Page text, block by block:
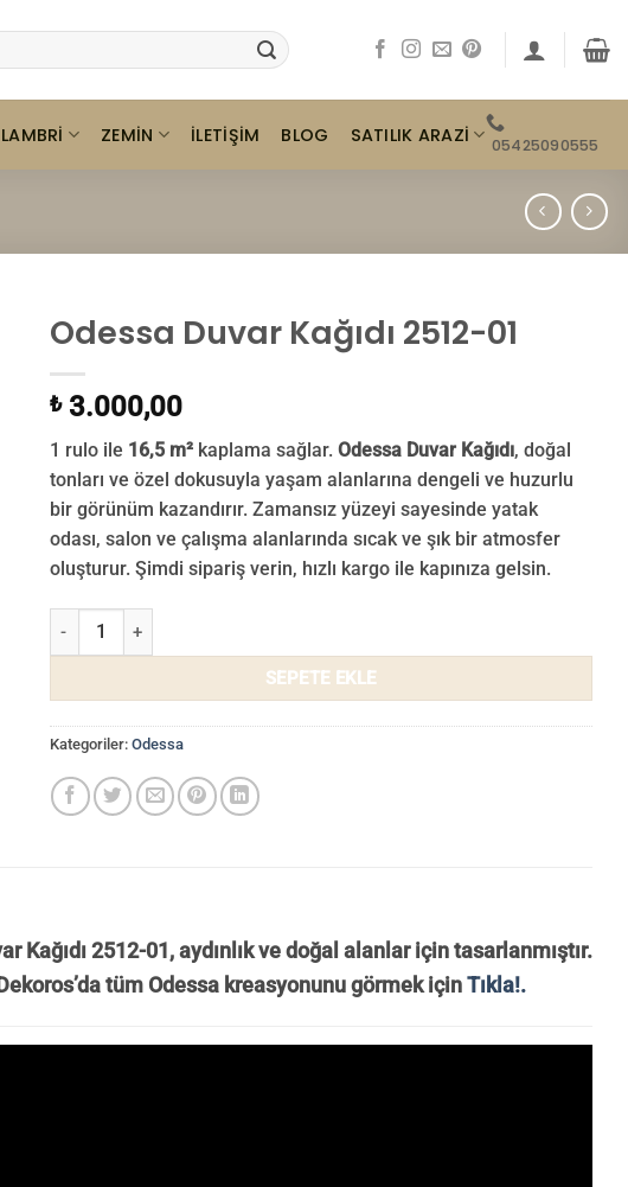
LAMBRI ZEMIN İLETIŞIM BLOG SATILIK ARAZI 05425090555
Odessa Duvar Kağıdı 2512-01
₺3.000,00
1 rulo ile 16,5 m²kaplama sağlar. Odessa Duvar Kağıdı, doğal
tonları ve özel dokusuyla yaşam alanlarına dengeli ve huzurlu
bir görünüm kazandırır. Zamansız yüzeyi sayesinde yatak
odası, salon ve çalışma alanlarında sıcak ve şık bir atmosfer
oluşturur. Şimdi sipariş verin, hızlı kargo ile kapınıza gelsin.
Odessa Duvar Kağıdı 2512-01 adet
SEPETE EKLE
Kategoriler: Odessa
Kağıdı 2512-01, aydınlık ve doğal alanlar için tasarlanmıştır.
tüm Odessa kreasyonunu görmek içinTıkla!.